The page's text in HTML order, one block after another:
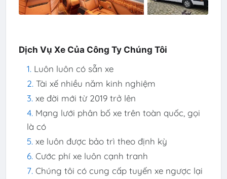
Dịch Vụ Xe Của Công Ty Chúng Tôi
Luôn luôn có sẵn xe
Tài xế nhiều năm kinh nghiệm
xe đời mới từ 2019 trở lên
Mạng lưới phân bố xe trên toàn quốc, gọi
là có
xe luôn được bảo trì theo định kỳ
Cước phí xe luôn cạnh tranh
Chúng tôi có cung cấp tuyến xe ngược lại